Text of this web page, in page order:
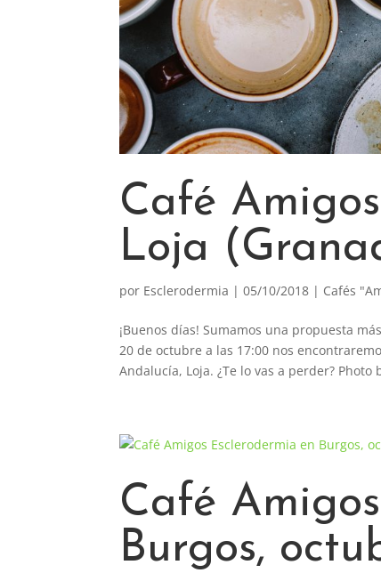
Café
Loja
por Esclerodermia |05/10/2018 | Cafés
¡Buenos días! Sumamos una propuesta
20 de octubre a las 17:00 nos
Andalucía, Loja. ¿Te lo vas a perder? Photo
Café
Burgos,